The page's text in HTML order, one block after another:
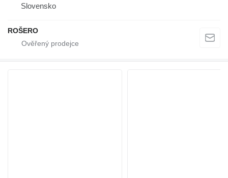
Slovensko
ROŠERO